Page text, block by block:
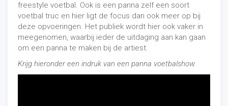
freestyle voetbal. Ook is een panna zelf een soort
voetbal truc en hier ligt de focus dan ook meer op bij
deze opvoeringen. Het publiek wordt hier ook vaker in
meegenomen, waarbij ieder de uitdaging aan kan gaan
om een panna te maken bij de artiest.
Krijg hieronder een indruk van een panna voetbalshow.